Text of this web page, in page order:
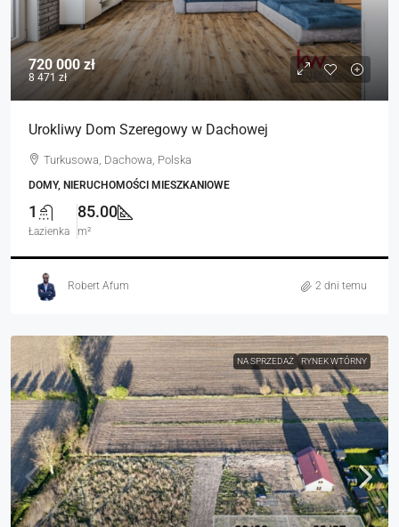
720 000 zł
8 471 zł
Urokliwy Dom Szeregowy w Dachowej
Turkusowa, Dachowa, Polska
DOMY, NIERUCHOMOŚCI MIESZKANIOWE
1
Łazienka
85.00
m²
Robert Afum 2 dni temu
NA SPRZEDAŻ RYNEK WTÓRNY